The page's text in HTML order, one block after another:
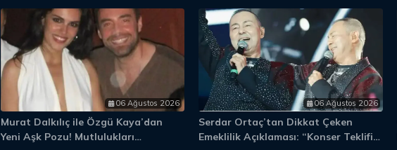
06 Ağustos 2026
Murat Dalkılıç ile Özgü Kaya’dan
Yeni Aşk Pozu! Mutlulukları
06 Ağustos 2026
Serdar Ortaç’tan Dikkat Çeken
Emeklilik Açıklaması: “Konser Teklifi